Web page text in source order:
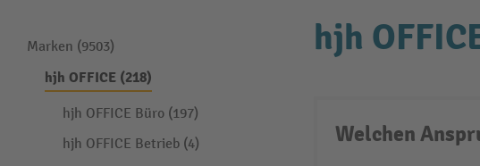
Marken (9503)
hjh OFFICE (218)
hjh OFFICE Büro (197)
hjh OFFICE Betrieb (4)
hjh
Welchen